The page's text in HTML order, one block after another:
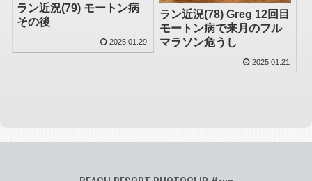
ラン近況(79) モートン病
その後
2025.01.29
ラン近況(78) Greg 12回目
モートン病で来月のフル
マラソン危うし
2025.01.21